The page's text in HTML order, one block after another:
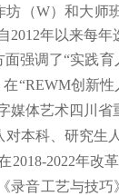
坊（W）和大师
2012年以来每
面强调了“实践育
在“REWM创新性
媒体艺术四川省
对本科、研究生
2018-2022年改
录音工艺与技巧